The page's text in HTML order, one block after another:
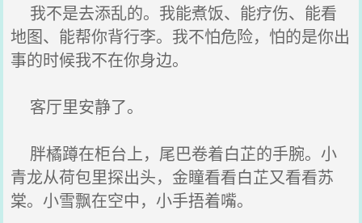
我不是去添乱的。我能煮饭、能疗伤、能看
地图、能帮你背行李。我不怕危险，怕的是你出
事的时候我不在你身边。
客厅里安静了。
胖橘蹲在柜台上，尾巴卷着白芷的手腕。小
青龙从荷包里探出头，金瞳看看白芷又看看苏
棠。小雪飘在空中，小手捂着嘴。